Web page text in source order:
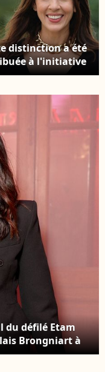
distinction a été
à l'initiative
Dati.
photo du jury
« Festival du
de
», le 29
2023.
du défilé Etam
Brongniart à
/ Perusseau /